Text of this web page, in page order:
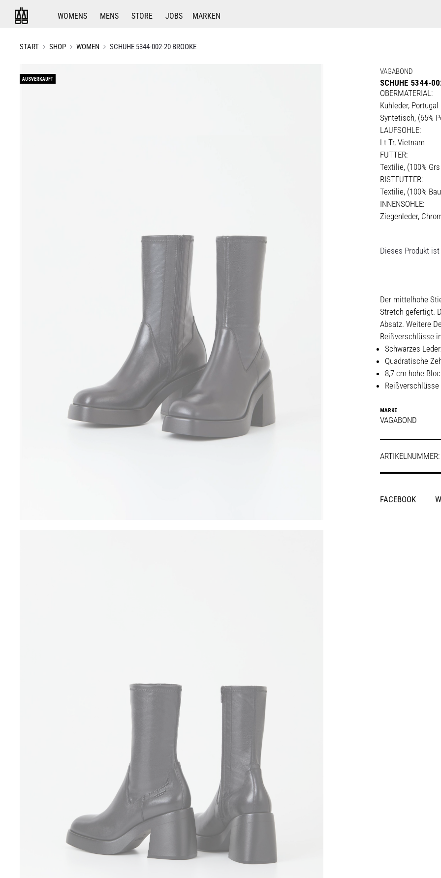
WOMENS MENS STORE JOBS MARKEN
START SHOP WOMEN SCHUHE 5344-002-20 BROOKE
AUSVERKAUFT
VAGABOND
SCHUHE 5344-
OBERMATERIAL:
Kuhleder, Portugal
Syntetisch, (65%
LAUFSOHLE:
Lt Tr, Vietnam
FUTTER:
Textilie, (100%
RISTFUTTER:
Textilie, (100%
INNENSOHLE:
Ziegenleder,
Dieses Produkt
Der mittelhohe
Stretch gefertigt.
Absatz. Weitere
Reißverschlüsse
Schwarzes
Quadratische
8,7 cm hohe
Reißverschlüsse
MARKE
VAGABOND
ARTIKELNUMMER:
SHARE
FACEBOOK